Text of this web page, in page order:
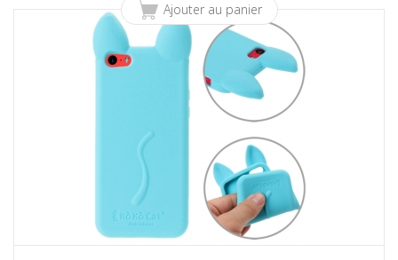
Ajouter au panier